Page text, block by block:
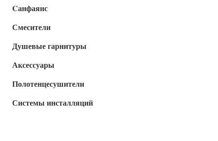
Cанфаянс
Смесители
Душевые гарнитуры
Аксессуары
Полотенцесушители
Системы инсталляций